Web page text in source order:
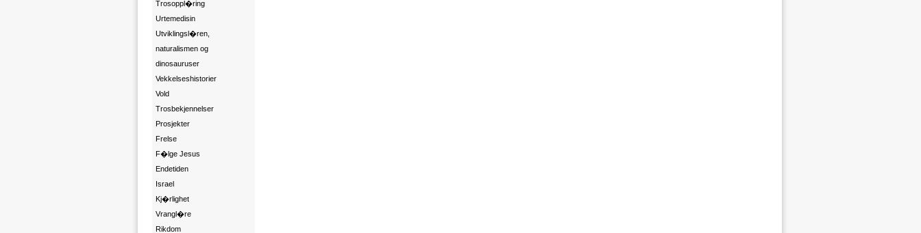
Trosoppl�ring
Urtemedisin
Utviklingsl�ren,
naturalismen og
dinosauruser
Vekkelseshistorier
Vold
Trosbekjennelser
Prosjekter
Frelse
F�lge Jesus
Endetiden
Israel
Kj�rlighet
Vrangl�re
Rikdom